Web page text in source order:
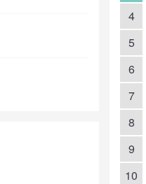
4
5
6
7
8
9
10